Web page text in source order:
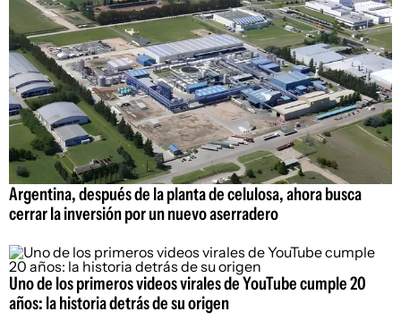
Argentina, después de la planta de celulosa, ahora busca
cerrar la inversión por un nuevo aserradero
Uno de los primeros videos virales de YouTube cumple 20
años: la historia detrás de su origen